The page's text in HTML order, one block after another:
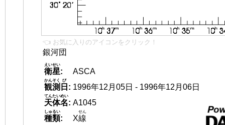
👈 お気に入りのアイコンをクリック！
銀河団
衛星
えいせい
:
ASCA
観測
かんそく
日
び
: 1996年12月05日 - 1996年12月06日
天体名
てんたいめい
: A1045
種類
しゅるい
: X線
せん